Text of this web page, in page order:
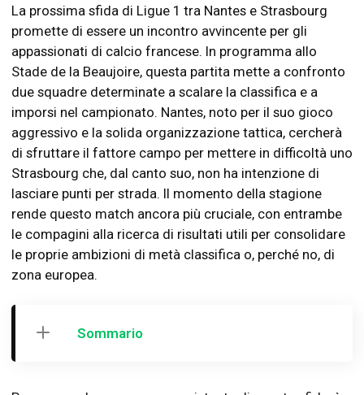
La prossima sfida di Ligue 1 tra Nantes e Strasbourg
promette di essere un incontro avvincente per gli
appassionati di calcio francese. In programma allo
Stade de la Beaujoire, questa partita mette a confronto
due squadre determinate a scalare la classifica e a
imporsi nel campionato. Nantes, noto per il suo gioco
aggressivo e la solida organizzazione tattica, cercherà
di sfruttare il fattore campo per mettere in difficoltà uno
Strasbourg che, dal canto suo, non ha intenzione di
lasciare punti per strada. Il momento della stagione
rende questo match ancora più cruciale, con entrambe
le compagini alla ricerca di risultati utili per consolidare
le proprie ambizioni di metà classifica o, perché no, di
zona europea.
Sommario